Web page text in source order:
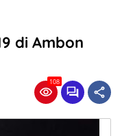
di Ambon
108